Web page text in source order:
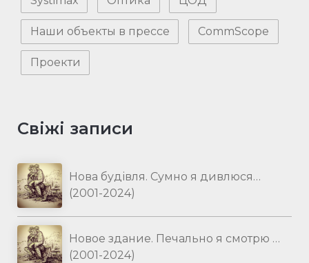
Наши объекты в прессе CommScope
Проекти
Свіжі записи
Нова будівля. Сумно я дивлюся…
(2001-2024)
Новое здание. Печально я смотрю …
(2001-2024)